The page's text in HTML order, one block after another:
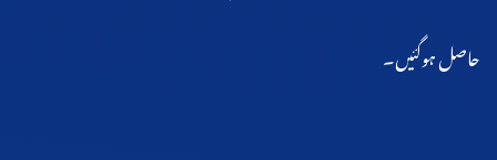
حاصل ہوگئیں۔